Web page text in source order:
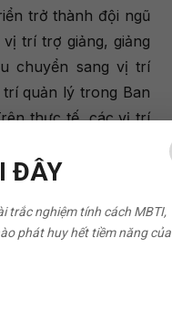
trở thành đội ngũ
trí trợ giảng, giảng
chuyển sang vị trí
quản lý trong Ban
thực tế, các vị trí
rất trẻ, đã đồng
Giảng viên Tiếng
ĐÂY
trắc nghiệm tính cách MBTI,
phát huy hết tiềm năng của